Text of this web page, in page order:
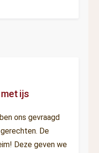
ijs
ons gevraagd
De
Deze geven we